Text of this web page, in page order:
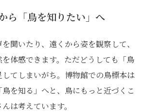
ら「鳥を知りたい」へ
聞いたり、遠くから姿を観察して、
体感できます。ただどうしても「鳥
てしまいがち。博物館での鳥標本は
鳥を知る」へと、鳥にもっと近づくこ
は考えています。